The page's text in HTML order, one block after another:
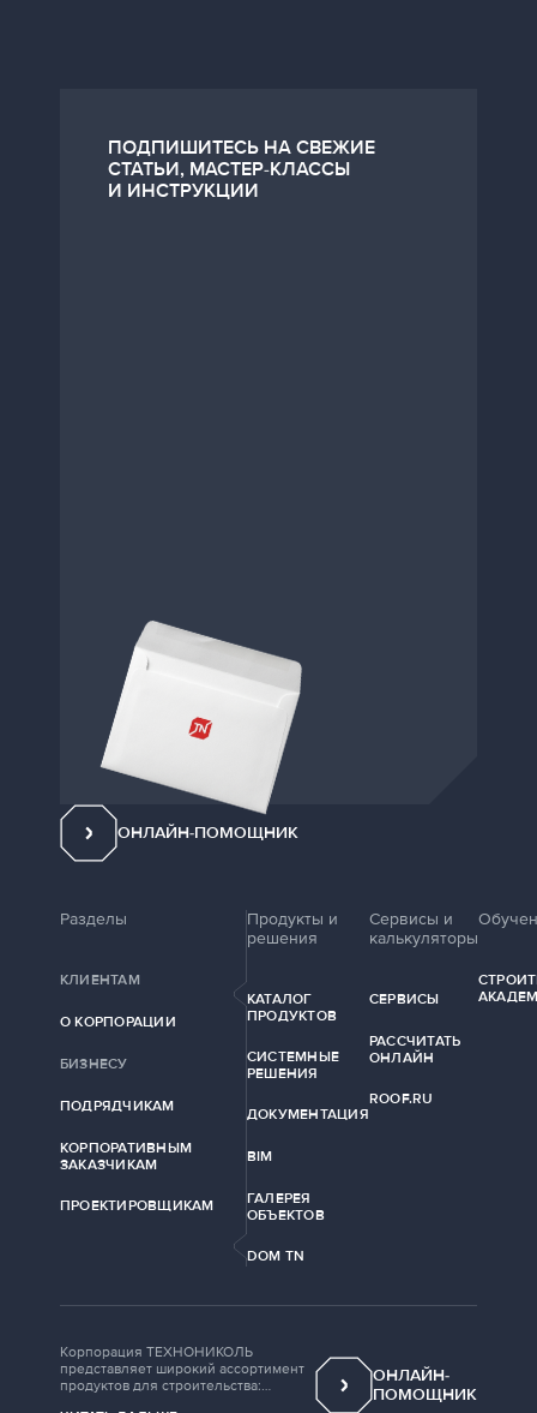
ПОДПИШИТЕСЬ НА СВЕЖИЕ
СТАТЬИ, МАСТЕР-КЛАССЫ
И ИНСТРУКЦИИ
ОНЛАЙН-ПОМОЩНИК
Разделы
КЛИЕНТАМ
О КОРПОРАЦИИ
БИЗНЕСУ
ПОДРЯДЧИКАМ
КОРПОРАТИВНЫМ
ЗАКАЗЧИКАМ
ПРОЕКТИРОВЩИКАМ
Продукты и
решения
КАТАЛОГ
ПРОДУКТОВ
СИСТЕМНЫЕ
РЕШЕНИЯ
ДОКУМЕНТАЦИЯ
BIM
ГАЛЕРЕЯ
ОБЪЕКТОВ
DOM TN
Сервисы и
калькуляторы
СЕРВИСЫ
РАССЧИТАТЬ
ОНЛАЙН
ROOF.RU
Корпорация ТЕХНОНИКОЛЬ
представляет широкий ассортимент
продуктов для строительства:
ОНЛАЙН-
ПОМОЩНИК